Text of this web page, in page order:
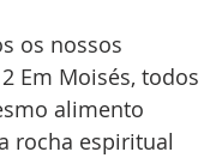
os nossos
Em Moisés, todos
alimento
rocha espiritual